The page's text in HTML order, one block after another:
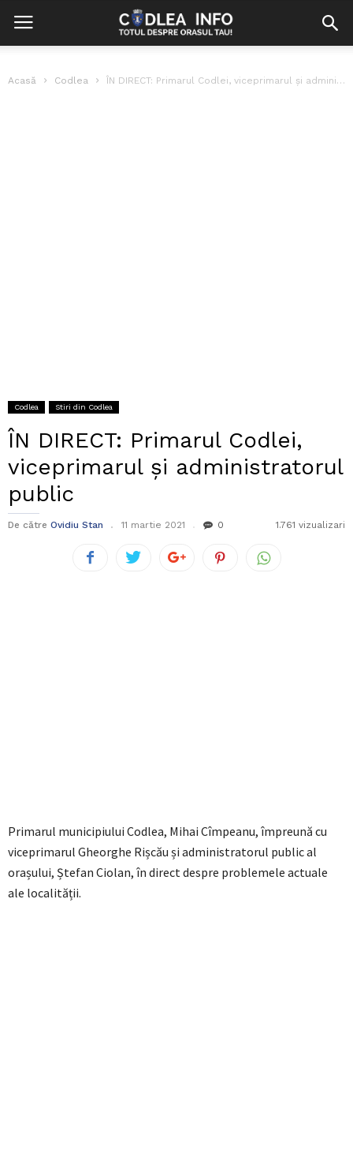
Acasă Codlea ÎN DIRECT: Primarul Codlei, viceprimarul și administratorul public
Codlea Stiri din Codlea
ÎN DIRECT: Primarul Codlei,
viceprimarul și administratorul
public
De către Ovidiu Stan 11 martie 2021 0 1.761 vizualizari
Primarul municipiului Codlea, Mihai Cîmpeanu, împreună cu
viceprimarul Gheorghe Rișcău și administratorul public al
orașului, Ștefan Ciolan, în direct despre problemele actuale
ale localității.